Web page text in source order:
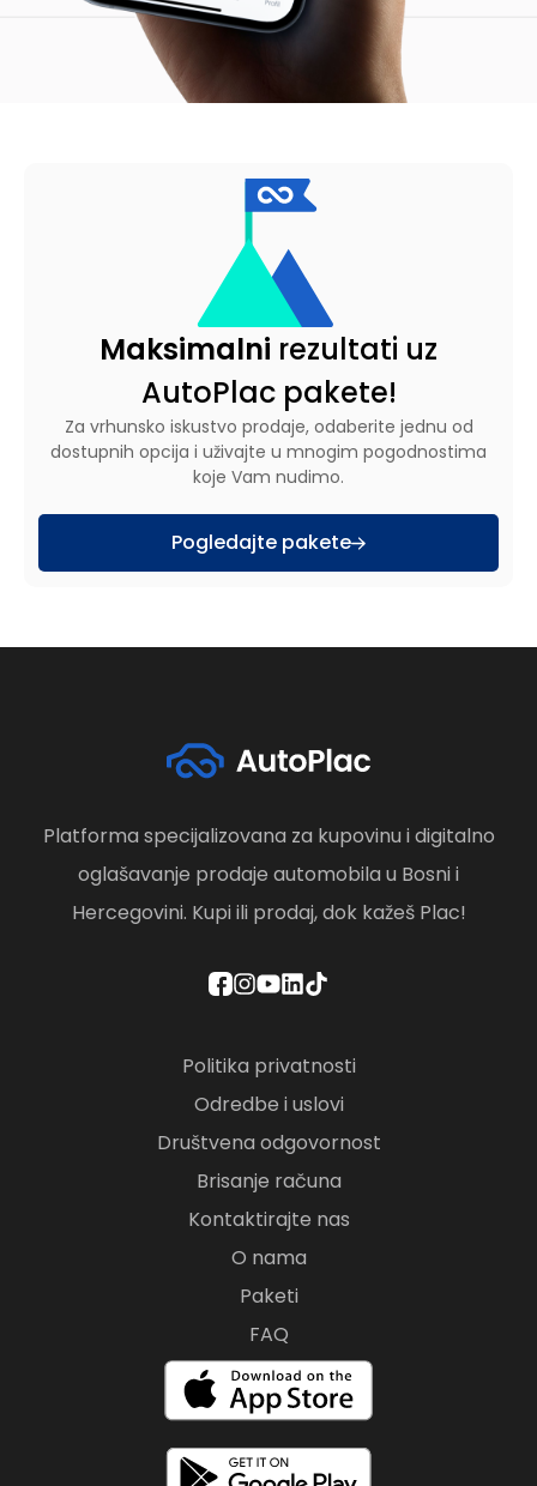
Maksimalni rezultati uz
AutoPlac pakete!
Za vrhunsko iskustvo prodaje, odaberite jednu od
dostupnih opcija i uživajte u mnogim pogodnostima
koje Vam nudimo.
Pogledajte pakete
Platforma specijalizovana za kupovinu i digitalno
oglašavanje prodaje automobila u Bosni i
Hercegovini. Kupi ili prodaj, dok kažeš Plac!
Politika privatnosti
Odredbe i uslovi
Društvena odgovornost
Brisanje računa
Kontaktirajte nas
O nama
Paketi
FAQ